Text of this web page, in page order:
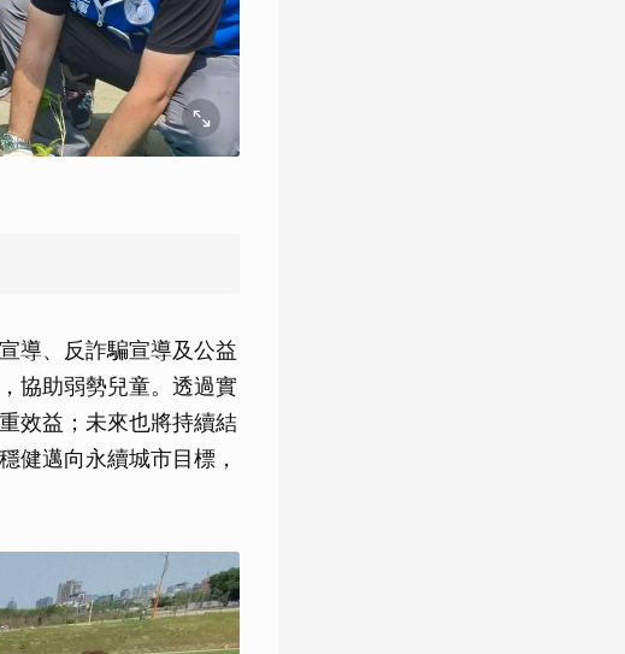
導、反詐騙宣導及公益
協助弱勢兒童。透過實
效益；未來也將持續結
健邁向永續城市目標，